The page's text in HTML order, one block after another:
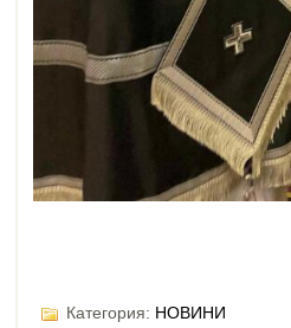
Категория: НОВИНИ